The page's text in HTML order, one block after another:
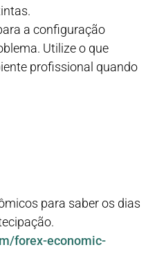
a configuração
Utilize o que
profissional quando
para saber os dias
forex-economic-